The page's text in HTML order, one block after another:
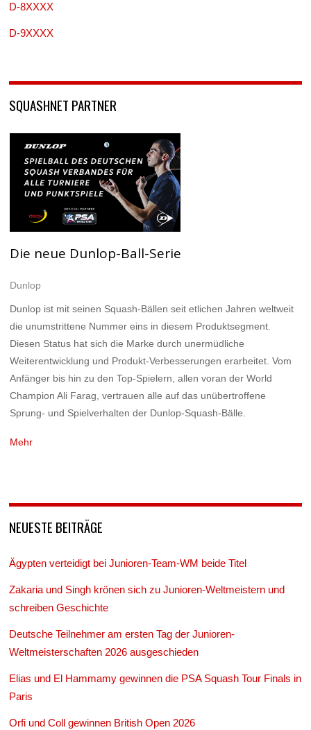
D-8XXXX
D-9XXXX
SQUASHNET PARTNER
Die neue Dunlop-Ball-Serie
Dunlop
Dunlop ist mit seinen Squash-Bällen seit etlichen Jahren weltweit
die unumstrittene Nummer eins in diesem Produktsegment.
Diesen Status hat sich die Marke durch unermüdliche
Weiterentwicklung und Produkt-Verbesserungen erarbeitet. Vom
Anfänger bis hin zu den Top-Spielern, allen voran der World
Champion Ali Farag, vertrauen alle auf das unübertroffene
Sprung- und Spielverhalten der Dunlop-Squash-Bälle.
Mehr
NEUESTE BEITRÄGE
Ägypten verteidigt bei Junioren-Team-WM beide Titel
Zakaria und Singh krönen sich zu Junioren-Weltmeistern und
schreiben Geschichte
Deutsche Teilnehmer am ersten Tag der Junioren-
Weltmeisterschaften 2026 ausgeschieden
Elias und El Hammamy gewinnen die PSA Squash Tour Finals in
Paris
Orfi und Coll gewinnen British Open 2026